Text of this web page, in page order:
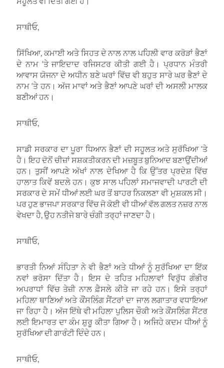
ਸਾਥੀਓ,
ਸਿੱਖਿਆ, ਕਮਾਈ ਅਤੇ ਸਿਹਤ ਦੇ ਨਾਲ ਨਾਲ ਪਹਿਲੀ ਵਾਰ ਕਰੋੜਾਂ ਭੈਣਾਂ
ਦੇ ਨਾਮ ‘ਤੇ ਜਾਇਦਾਦ ਰਜਿਸਟਰ ਕੀਤੀ ਗਈ ਹੈ। ਪ੍ਰਧਾਨ ਮੰਤਰੀ
ਆਵਾਸ ਯੋਜਨਾ ਦੇ ਅਧੀਨ ਬਣੇ ਘਰਾਂ ਵਿੱਚ ਵੀ ਬਹੁਤ ਸਾਰੇ ਘਰ ਭੈਣਾਂ ਦੇ
ਨਾਮ ‘ਤੇ ਹਨ। ਅੱਜ ਮਾਵਾਂ ਅਤੇ ਭੈਣਾਂ ਆਪਣੇ ਘਰਾਂ ਦੀ ਅਸਲੀ ਮਾਲਕ
ਬਣੀਆਂ ਹਨ।
ਸਾਥੀਓ,
ਸਾਡੀ ਸਰਕਾਰ ਦਾ ਪੂਰਾ ਧਿਆਨ ਭੈਣਾਂ ਦੀ ਸਹੂਲਤ ਅਤੇ ਸੁਰੱਖਿਆ ‘ਤੇ
ਹੈ। ਇਹ ਦੋਨੋਂ ਚੀਜ਼ਾਂ ਸਸ਼ਕਤੀਕਰਨ ਦੀ ਮਜ਼ਬੂਤ ਬੁਨਿਆਦ ਬਣਾਉਂਦੀਆਂ
ਹਨ। ਤੁਸੀਂ ਆਪਣੇ ਅੱਖਾਂ ਨਾਲ ਦੇਖਿਆ ਹੈ ਕਿ ਉੱਤਰ ਪ੍ਰਦੇਸ਼ ਵਿੱਚ
ਹਾਲਾਤ ਕਿਵੇਂ ਬਦਲੇ ਹਨ। ਕੁਝ ਸਾਲ ਪਹਿਲਾਂ ਸਮਾਜਵਾਦੀ ਪਾਰਟੀ ਦੀ
ਸਰਕਾਰ ਦੇ ਸਮੇਂ ਧੀਆਂ ਲਈ ਘਰ ਤੋਂ ਬਾਹਰ ਨਿਕਲਣਾ ਵੀ ਮੁਸ਼ਕਲ ਸੀ।
ਪਰ ਹੁਣ ਭਾਜਪਾ ਸਰਕਾਰ ਵਿੱਚ ਜੋ ਕੋਈ ਵੀ ਧੀਆਂ ਵੱਲ ਗਲਤ ਨਜ਼ਰ ਨਾਲ
ਵੇਖਦਾ ਹੈ, ਉਹ ਨਤੀਜੇ ਬਾਰੇ ਚੰਗੀ ਤਰ੍ਹਾਂ ਜਾਣਦਾ ਹੈ।
ਸਾਥੀਓ,
ਭਾਰਤੀ ਨਿਆਂ ਸੰਹਿਤਾ ਨੇ ਵੀ ਭੈਣਾਂ ਅਤੇ ਧੀਆਂ ਨੂੰ ਸੁਰੱਖਿਆ ਦਾ ਇੱਕ
ਨਵਾਂ ਭਰੋਸਾ ਦਿੱਤਾ ਹੈ। ਇਸ ਦੇ ਤਹਿਤ ਮਹਿਲਾਵਾਂ ਵਿਰੁੱਧ ਗੰਭੀਰ
ਅਪਰਾਧਾਂ ਵਿੱਚ ਤੇਜ਼ੀ ਨਾਲ ਫ਼ੈਸਲੇ ਕੀਤੇ ਜਾ ਰਹੇ ਹਨ। ਇਸੇ ਤਰ੍ਹਾਂ
ਮਹਿਲਾ ਥਾਣਿਆਂ ਅਤੇ ਕੌਂਸਲਿੰਗ ਸੈਂਟਰਾਂ ਦਾ ਜਾਲ ਲਗਾਤਾਰ ਵਧਾਇਆ
ਜਾ ਰਿਹਾ ਹੈ। ਅੱਜ ਇੱਥੇ ਵੀ ਮਹਿਲਾ ਪੁਲਿਸ ਚੌਕੀ ਅਤੇ ਕੌਂਸਲਿੰਗ ਸੈਂਟਰ
ਲਈ ਇਮਾਰਤ ਦਾ ਕੰਮ ਸ਼ੁਰੂ ਕੀਤਾ ਗਿਆ ਹੈ। ਅਜਿਹੇ ਕਦਮ ਧੀਆਂ ਨੂੰ
ਸੁਰੱਖਿਆ ਦੀ ਗਾਰੰਟੀ ਦਿੰਦੇ ਹਨ।
ਸਾਥੀਓ,